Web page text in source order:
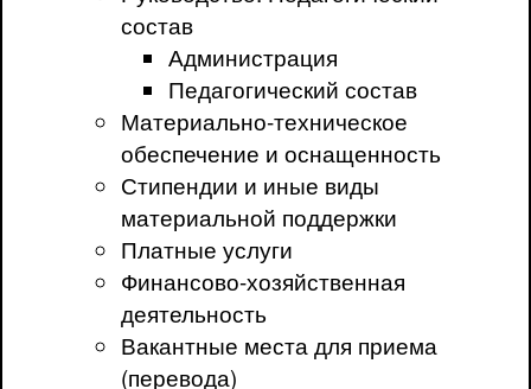
состав
Администрация
Педагогический состав
Материально-техническое
обеспечение и оснащенность
Стипендии и иные виды
материальной поддержки
Платные услуги
Финансово-хозяйственная
деятельность
Вакантные места для приема
(перевода)